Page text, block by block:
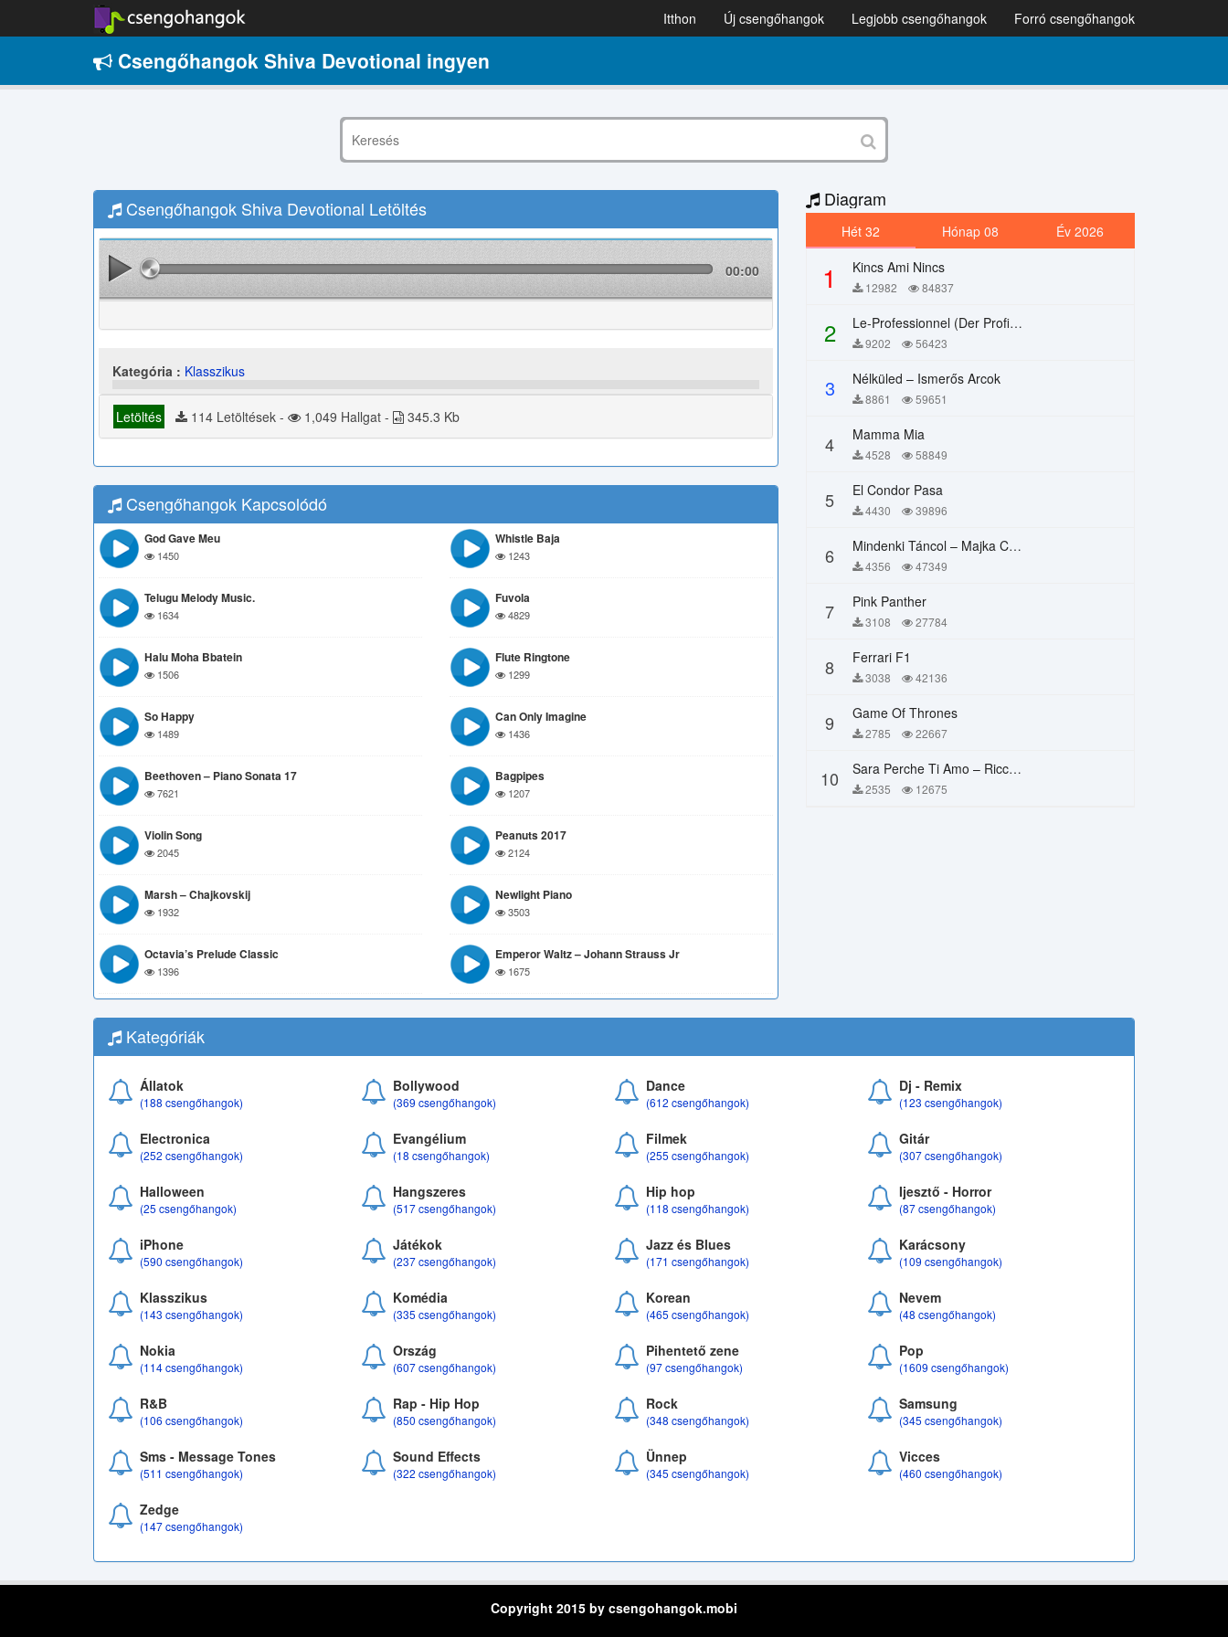
Itthon Új csengőhangok Legjobb csengőhangok Forró csengőhangok
Csengőhangok Shiva Devotional ingyen
Csengőhangok Shiva Devotional Letöltés
00:00
Kategória : Klasszikus
Letöltés 114 Letöltések - 1,049 Hallgat - 345.3 Kb
Csengőhangok Kapcsolódó
God Gave Meu
1450
Whistle Baja
1243
Telugu Melody Music.
1634
Fuvola
4829
Halu Moha Bbatein
1506
Flute Ringtone
1299
So Happy
1489
Can Only Imagine
1436
Beethoven – Piano Sonata 17
7621
Bagpipes
1207
Violin Song
2045
Peanuts 2017
2124
Marsh – Chajkovskij
1932
Newlight Piano
3503
Octavia’s Prelude Classic
1396
Emperor Waltz – Johann Strauss Jr
1675
Diagram
Hét 32 Hónap 08 Év 2026
1 Kincs Ami Nincs
12982 84837
2 Le-Professionnel (Der Profi) – Chi Mai
9202 56423
3 Nélküled – Ismerős Arcok
8861 59651
4 Mamma Mia
4528 58849
5 El Condor Pasa
4430 39896
6 Mindenki Táncol – Majka Curtis, Péter Majoros
4356 47349
7 Pink Panther
3108 27784
8 Ferrari F1
3038 42136
9 Game Of Thrones
2785 22667
10 Sara Perche Ti Amo – Ricchi E Poveri
2535 12675
Kategóriák
Állatok
(188 csengőhangok)
Bollywood
(369 csengőhangok)
Dance
(612 csengőhangok)
Dj - Remix
(123 csengőhangok)
Electronica
(252 csengőhangok)
Evangélium
(18 csengőhangok)
Filmek
(255 csengőhangok)
Gitár
(307 csengőhangok)
Halloween
(25 csengőhangok)
Hangszeres
(517 csengőhangok)
Hip hop
(118 csengőhangok)
Ijesztő - Horror
(87 csengőhangok)
iPhone
(590 csengőhangok)
Játékok
(237 csengőhangok)
Jazz és Blues
(171 csengőhangok)
Karácsony
(109 csengőhangok)
Klasszikus
(143 csengőhangok)
Komédia
(335 csengőhangok)
Korean
(465 csengőhangok)
Nevem
(48 csengőhangok)
Nokia
(114 csengőhangok)
Ország
(607 csengőhangok)
Pihentető zene
(97 csengőhangok)
Pop
(1609 csengőhangok)
R&B
(106 csengőhangok)
Rap - Hip Hop
(850 csengőhangok)
Rock
(348 csengőhangok)
Samsung
(345 csengőhangok)
Sms - Message Tones
(511 csengőhangok)
Sound Effects
(322 csengőhangok)
Ünnep
(345 csengőhangok)
Vicces
(460 csengőhangok)
Zedge
(147 csengőhangok)
Copyright 2015 by csengohangok.mobi